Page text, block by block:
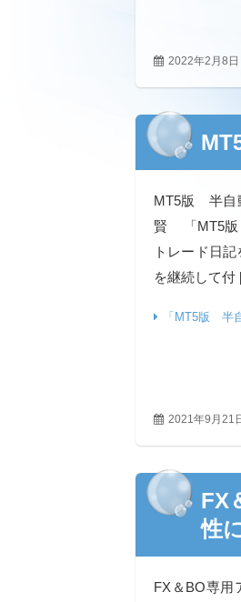
2022年2月8日
MT5版 半自
賢 「MT5版
トレード日
を継続して
「MT5版 半
2021年9月21
FX
性
FX＆BO専用